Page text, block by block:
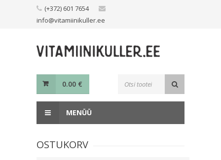
(+372) 601 7654
info@vitamiinikuller.ee
0.00 €
MENÜÜ
OSTUKORV